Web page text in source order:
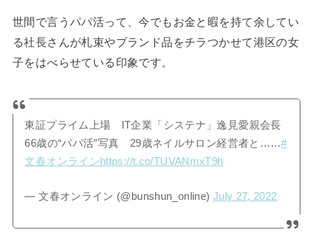
世間で言うパパ活って、今でもお金と暇を持て余してい
る社長さんが札束やブランド品をチラつかせて港区の女
子をはべらせている印象です。
東証プライム上場 IT企業「システナ」逸見愛親会長
66歳の“パパ活”写真 29歳ネイルサロン経営者と……#
文春オンラインhttps://t.co/TUVANmxT9h
— 文春オンライン (@bunshun_online) July 27, 2022